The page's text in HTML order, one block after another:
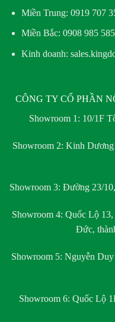
Miền Trung: 0919 707
Miền Bắc: 0908 985 585
Kinh doanh:
CÔNG TY CỔ PHẦN
Showroom 1: 10/1F
Showroom 2: Kinh Dương
Showroom 3: Đường 23/
Showroom 4: Quốc Lộ
Đức,
Showroom 5: Nguyễn
Showroom 6: Quốc Lộ